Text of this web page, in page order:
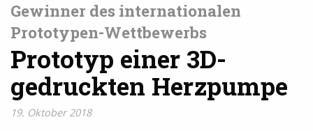
Gewinner des internationalen
Prototypen-Wettbewerbs
Prototyp einer 3D-
gedruckten Herzpumpe
19. Oktober 2018